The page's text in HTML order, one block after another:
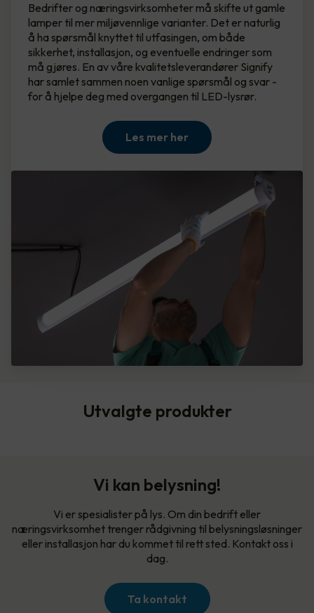
Bedrifter og næringsvirksomheter må skifte ut gamle
lamper til mer miljøvennlige varianter. Det er naturlig
å ha spørsmål knyttet til utfasingen, om både
sikkerhet, installasjon, og eventuelle endringer som
må gjøres. En av våre kvalitetsleverandører Signify
har samlet sammen noen vanlige spørsmål og svar -
for å hjelpe deg med overgangen til LED-lysrør.
Les mer her
Utvalgte produkter
Vi kan belysning!
Vi er spesialister på lys. Om din bedrift eller
næringsvirksomhet trenger rådgivning til belysningsløsninger
eller installasjon har du kommet til rett sted. Kontakt oss i
dag.
Ta kontakt